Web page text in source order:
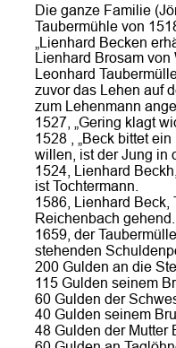
Die ganze Familie
Taubermühle von
„Lienhard Becken
Lienhard Brosam
Leonhard
zuvor das Lehen auf
zum Lehenmann
1527, „Gering klagt
1528 , „Beck bittet
willen, ist der Jung in
1524, Lienhard
ist Tochtermann.
1586, Lienhard
Reichenbach gehend.
1659, der
stehenden
200 Gulden an die
115 Gulden seinem
60 Gulden der
40 Gulden seinem
48 Gulden der Mutter